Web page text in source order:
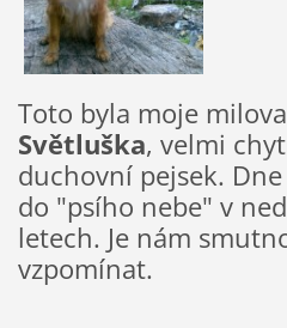
Toto byla moje
Světluška, velmi
duchovní pejsek.
do "psího nebe" v
letech. Je nám
vzpomínat.